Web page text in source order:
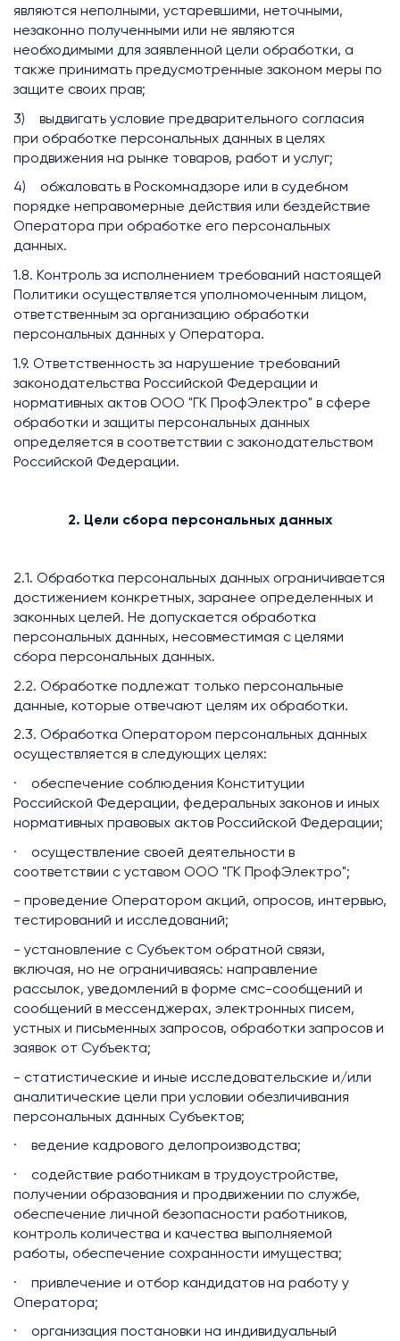
являются неполными, устаревшими, неточными,
незаконно полученными или не являются
необходимыми для заявленной цели обработки, а
также принимать предусмотренные законом меры по
защите своих прав;
3) выдвигать условие предварительного согласия
при обработке персональных данных в целях
продвижения на рынке товаров, работ и услуг;
4) обжаловать в Роскомнадзоре или в судебном
порядке неправомерные действия или бездействие
Оператора при обработке его персональных
данных.
1.8. Контроль за исполнением требований настоящей
Политики осуществляется уполномоченным лицом,
ответственным за организацию обработки
персональных данных у Оператора.
1.9. Ответственность за нарушение требований
законодательства Российской Федерации и
нормативных актов ООО "ГК ПрофЭлектро" в сфере
обработки и защиты персональных данных
определяется в соответствии с законодательством
Российской Федерации.
2. Цели сбора персональных данных
2.1. Обработка персональных данных ограничивается
достижением конкретных, заранее определенных и
законных целей. Не допускается обработка
персональных данных, несовместимая с целями
сбора персональных данных.
2.2. Обработке подлежат только персональные
данные, которые отвечают целям их обработки.
2.3. Обработка Оператором персональных данных
осуществляется в следующих целях:
· обеспечение соблюдения Конституции
Российской Федерации, федеральных законов и иных
нормативных правовых актов Российской Федерации;
· осуществление своей деятельности в
соответствии с уставом ООО "ГК ПрофЭлектро";
- проведение Оператором акций, опросов, интервью,
тестирований и исследований;
- установление с Субъектом обратной связи,
включая, но не ограничиваясь: направление
рассылок, уведомлений в форме смс-сообщений и
сообщений в мессенджерах, электронных писем,
устных и письменных запросов, обработки запросов и
заявок от Субъекта;
- статистические и иные исследовательские и/или
аналитические цели при условии обезличивания
персональных данных Субъектов;
· ведение кадрового делопроизводства;
· содействие работникам в трудоустройстве,
получении образования и продвижении по службе,
обеспечение личной безопасности работников,
контроль количества и качества выполняемой
работы, обеспечение сохранности имущества;
· привлечение и отбор кандидатов на работу у
Оператора;
· организация постановки на индивидуальный